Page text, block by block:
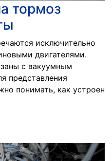
тормоз
исключительно
двигателями.
с вакуумным
представления
понимать, как устроен